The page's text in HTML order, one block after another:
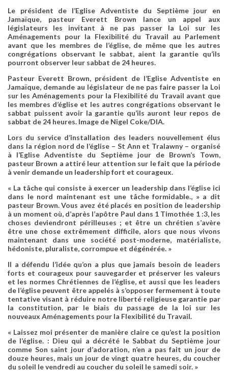
Le président de l’Eglise Adventiste du Septième jour en
Jamaïque, pasteur Everett Brown lance un appel aux
législateurs les invitant à ne pas passer la Loi sur les
Aménagements pour la Flexibilité du Travail au Parlement
avant que les membres de l’église, de même que les autres
congrégations observant le sabbat, aient la garantie qu’ils
pourront observer leur sabbat de 24 heures.
Pasteur Everett Brown, président de l’Eglise Adventiste en
Jamaïque, demande au législateur de ne pas faire passer la Loi
sur les Aménagements pour la Flexibilité du Travail avant que
les membres d’église et les autres congrégations observant le
sabbat puissent avoir la garantie qu’ils auront leur repos de
sabbat de 24 heures. Image de Nigel Coke/DIA.
Lors du service d’installation des leaders nouvellement élus
dans la région nord de l’église – St Ann et Tralawny – organisé
à l’Eglise Adventiste du Septième jour de Brown’s Town,
pasteur Brown a attiré leur attention sur le fait que la période
à venir demande un leadership fort et courageux.
« La tâche qui consiste à exercer un leadership dans l’église ici
dans le nord maintenant est une tâche formidable., » a dit
pasteur Brown. Vous avez été placés en position de leadership
à un moment où, d’après l’apôtre Paul dans 1 Timothée 1 :3, les
choses deviendront périlleuses ; et être un chrétien s’avère
être une chose extrêmement difficile, alors que nous vivons
maintenant dans une société post-moderne, matérialiste,
hédoniste, pluraliste, corrompue et dégénérée. »
Il a défendu l’idée qu’on a plus que jamais besoin de leaders
forts et courageux pour sauvegarder et préserver les valeurs
et les normes Chrétiennes de l’église, et aussi que les leaders
de l’église peuvent être appelés à s’opposer fermement à toute
tentative visant à réduire notre liberté religieuse garantie par
la constitution, par le biais du passage de la loi sur les
nouveaux Aménagements pour la Flexibilité du Travail.
« Laissez moi présenter de manière claire ce qu’est la position
de l’église. : Dieu qui a décrété le Sabbat du Septième jour
comme Son saint jour d’adoration, n’en a pas fait un jour de
douze heures, mais un jour de vingt quatre heures, du coucher
du soleil le vendredi au coucher du soleil le samedi soir. »